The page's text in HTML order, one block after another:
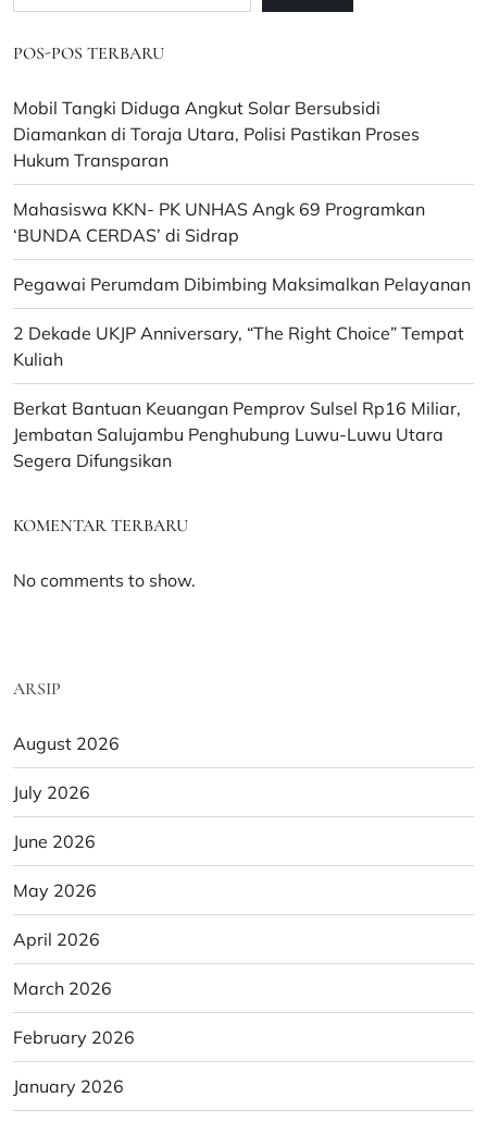
POS-POS TERBARU
Mobil Tangki Diduga Angkut Solar Bersubsidi
Diamankan di Toraja Utara, Polisi Pastikan Proses
Hukum Transparan
Mahasiswa KKN- PK UNHAS Angk 69 Programkan
‘BUNDA CERDAS’ di Sidrap
Pegawai Perumdam Dibimbing Maksimalkan Pelayanan
2 Dekade UKJP Anniversary, “The Right Choice” Tempat
Kuliah
Berkat Bantuan Keuangan Pemprov Sulsel Rp16 Miliar,
Jembatan Salujambu Penghubung Luwu-Luwu Utara
Segera Difungsikan
KOMENTAR TERBARU
No comments to show.
ARSIP
August 2026
July 2026
June 2026
May 2026
April 2026
March 2026
February 2026
January 2026